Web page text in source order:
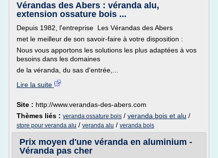
Vérandas des Abers : véranda alu,
extension ossature bois ...
Depuis 1982, l'entreprise Les Vérandas des Abers
met le meilleur de son savoir-faire à votre disposition :
Nous vous apportons les solutions les plus adaptées à vos
besoins dans les domaines
de la véranda, du sas d'entrée,...
Lire la suite
Site : http://www.verandas-des-abers.com
Thèmes liés : veranda ossature bois / veranda bois et alu /
store pour veranda alu / veranda alu / veranda bois
Prix moyen d'une véranda en aluminium -
Véranda pas cher